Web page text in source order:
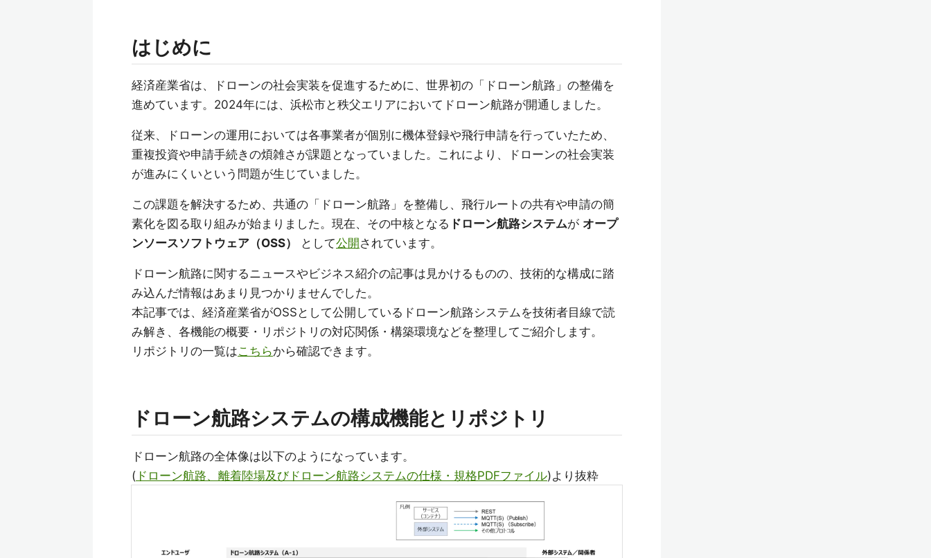
はじめに
経済産業省は、ドローンの社会実装を促進するために、世界初の「ドローン航路」の整備を
進めています。2024年には、浜松市と秩父エリアにおいてドローン航路が開通しました。
従来、ドローンの運用においては各事業者が個別に機体登録や飛行申請を行っていたため、
重複投資や申請手続きの煩雑さが課題となっていました。これにより、ドローンの社会実装
が進みにくいという問題が生じていました。
この課題を解決するため、共通の「ドローン航路」を整備し、飛行ルートの共有や申請の簡
素化を図る取り組みが始まりました。現在、その中核となる ドローン航路システムが オープ
ンソースソフトウェア（OSS）
として公開 されています。
ドローン航路に関するニュースやビジネス紹介の記事は見かけるものの、技術的な構成に踏
み込んだ情報はあまり見つかりませんでした。
本記事では、経済産業省がOSSとして公開しているドローン航路システムを技術者目線で読
み解き、各機能の概要・リポジトリの対応関係・構築環境などを整理してご紹介します。
リポジトリの一覧はこちらから確認できます。
ドローン航路システムの構成機能とリポジトリ
ドローン航路の全体像は以下のようになっています。
( ドローン航路、離着陸場及びドローン航路システムの仕様・規格PDFファイル)より抜粋